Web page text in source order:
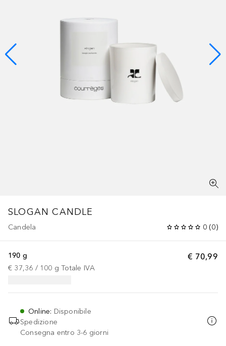
SLOGAN CANDLE
Candela 0 (0)
€ 70,99
190 g
€ 37,36 / 100 g Totale IVA
Online: Disponibile
Spedizione
Consegna entro 3-6 giorni